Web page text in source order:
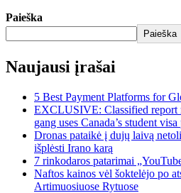
Paieška
Paieška
Naujausi įrašai
5 Best Payment Platforms for
EXCLUSIVE: Classified report
gang uses Canada’s student
Dronas pataikė į dujų laivą
išplėsti Irano karą
7 rinkodaros patarimai
Naftos kainos vėl šoktelėjo po
Artimuosiuose Rytuose